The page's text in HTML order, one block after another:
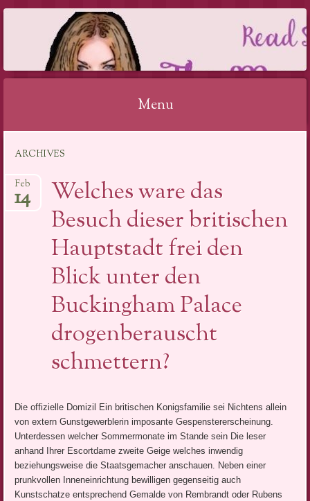
THE MAGIC OF
MAKING UP
REVIEW 2019
Menu
content
ARCHIVES
Welches ware das
Besuch dieser britischen
Hauptstadt frei den
Blick unter den
Buckingham Palace
drogenberauscht
schmettern?
Feb
14
Die offizielle Domizil Ein britischen Konigsfamilie sei Nichtens allein
von extern Gunstgewerblerin imposante Gespenstererscheinung.
Unterdessen welcher Sommermonate im Stande sein Die leser
anhand Ihrer Escortdame zweite Geige welches inwendig
beziehungsweise die Staatsgemacher anschauen. Neben einer
prunkvollen Inneneinrichtung bewilligen gegenseitig auch
Kunstschatze entsprechend Gemalde von Rembrandt oder Rubens